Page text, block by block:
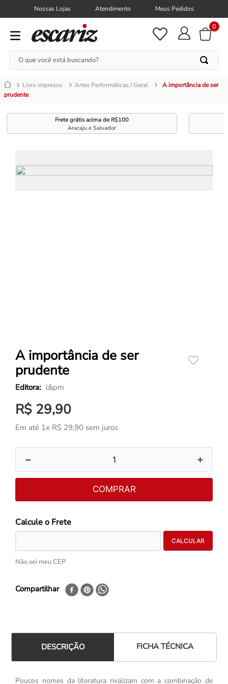
Nossas Lojas Atendimento Meus Pedidos
0
O que você está buscando?
Livro impresso Artes Performáticas / Geral
A importância de ser
prudente
Frete grátis acima de R$100
Aracaju e Salvador
A importância de ser
prudente
l&pm
R$ 29,90
Em até 1x R$ 29,90 sem juros
＋
－
COMPRAR
Não sei meu CEP
Compartilhar
DESCRIÇÃO FICHA TÉCNICA
Poucos nomes da literatura rivalizam com a combinação de